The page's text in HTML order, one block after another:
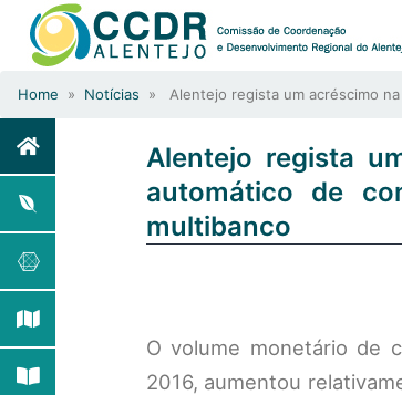
Home » Notícias » Alentejo regista um acréscimo na
Alentejo regista
automático de
multibanco
O volume monetário de
2016, aumentou